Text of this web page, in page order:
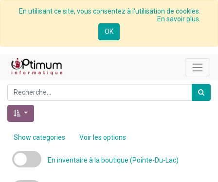
En utilisant ce site, vous consentez à l'utilisation de cookies.
En savoir plus.
OK
Show categories Voir les options
En inventaire à la boutique (Pointe-Du-Lac)